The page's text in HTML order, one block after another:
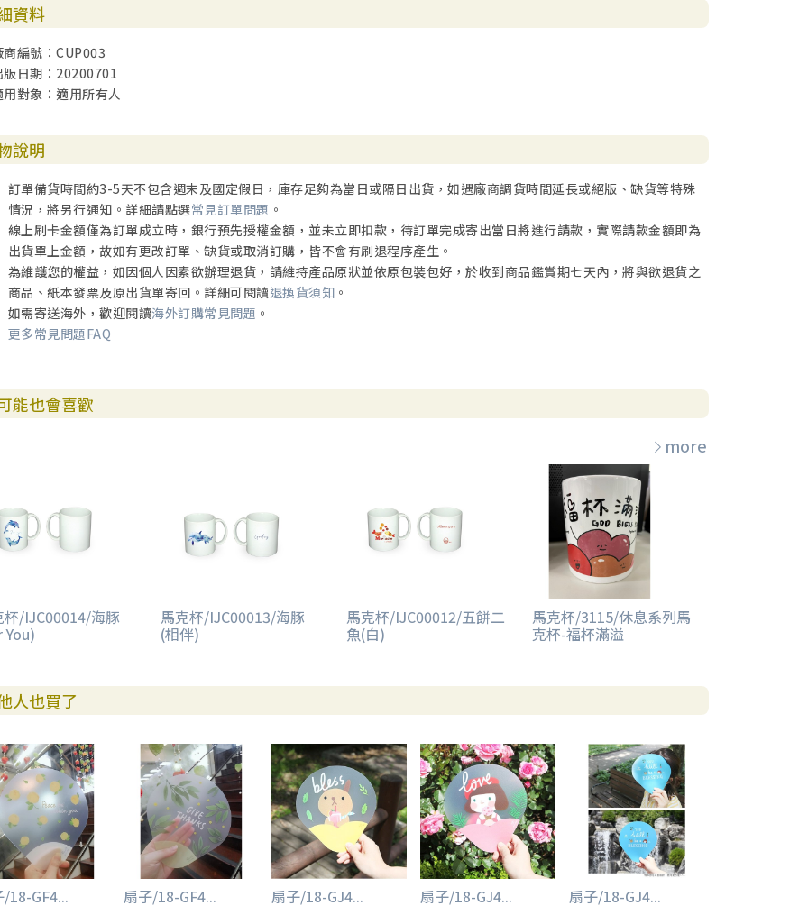
資料
商編號：CUP003
版日期：20200701
用對象：適用所有人
說明
訂單備貨時間約3-5天不包含週末及國定假日，庫存足夠為當日或隔日出貨，如遇廠商調貨時間延長或絕版、缺貨等特殊
情況，將另行通知。詳細請點選常見訂單問題 。
線上刷卡金額僅為訂單成立時，銀行預先授權金額，並未立即扣款，待訂單完成寄出當日將進行請款，實際請款金額即為
出貨單上金額，故如有更改訂單、缺貨或取消訂購，皆不會有刷退程序產生。
為維護您的權益，如因個人因素欲辦理退貨，請維持產品原狀並依原包裝包好，於收到商品鑑賞期七天內，將與欲退貨之
商品、紙本發票及原出貨單寄回。詳細可閱讀退換貨須知 。
如需寄送海外，歡迎閱讀海外訂購常見問題 。
更多常見問題FAQ
能也會喜歡
more
杯/IJC00014/海豚
You)
馬克杯/IJC00013/海豚
(相伴)
馬克杯/IJC00012/五餅二
魚(白)
馬克杯/3115/休息系列馬
克杯-福杯滿溢
人也買了
18-GF4... 扇子/18-GF4... 扇子/18-GJ4... 扇子/18-GJ4... 扇子/18-GJ4...